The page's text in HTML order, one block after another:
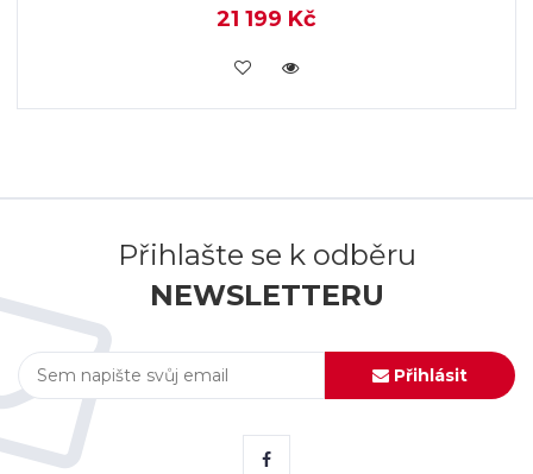
21 199 Kč
KOUPIT
Přihlašte se k odběru
NEWSLETTERU
Přihlásit